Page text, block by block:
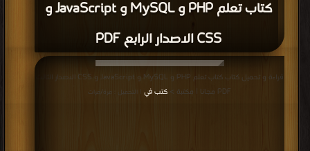
كتاب تعلم PHP و MySQL و JavaScript و
CSS الاصدار الرابع PDF
قراءة و تحميل كتاب كتاب تعلم PHP و MySQL و JavaScript و CSS الاصدار الثالث
PDF مجانا | مكتبة >
كتب في | التحميل : مرة/مرات